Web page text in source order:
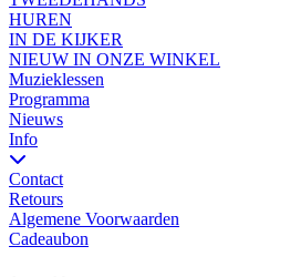
HUREN
IN DE KIJKER
NIEUW IN ONZE WINKEL
Muzieklessen
Programma
Nieuws
Info
Contact
Retours
Algemene Voorwaarden
Cadeaubon